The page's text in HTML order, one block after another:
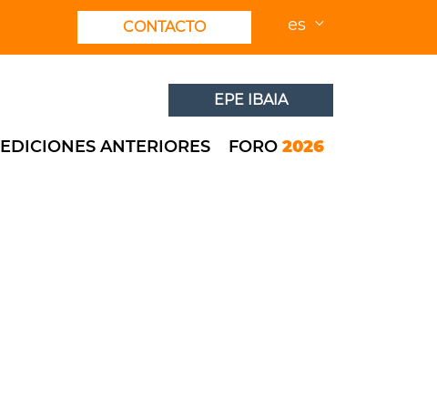
CONTACTO es
EPE IBAIA
EDICIONES ANTERIORES FORO 2026